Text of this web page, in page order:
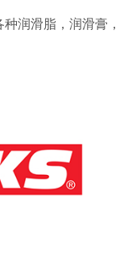
润滑脂，润滑膏，